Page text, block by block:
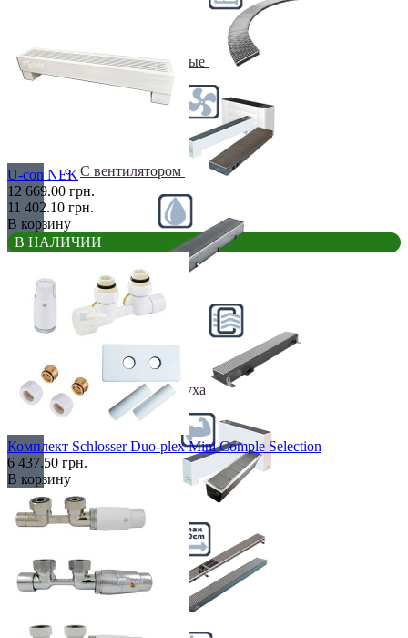
Радиусные/Угловые
С вентилятором
С дренажем
С притоком воздуха
Самые мощные
U-con NEK
12 669.00 грн.
11 402.10 грн.
В корзину
В НАЛИЧИИ
Комплект Schlosser Duo-plex Mini Comple Selection
6 437.50 грн.
В корзину